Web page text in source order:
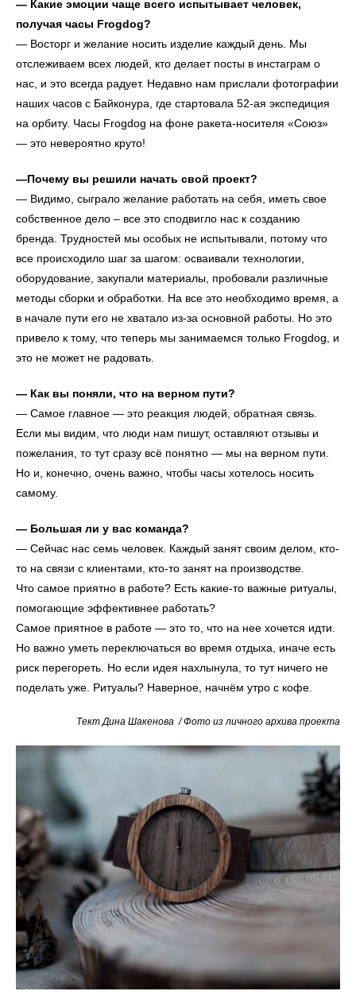
— Какие эмоции чаще всего испытывает человек,
получая часы Frogdog?
— Восторг и желание носить изделие каждый день. Мы
отслеживаем всех людей, кто делает посты в инстаграм о
нас, и это всегда радует. Недавно нам прислали фотографии
наших часов с Байконура, где стартовала 52-ая экспедиция
на орбиту. Часы Frogdog на фоне ракета-носителя «Союз»
— это невероятно круто!
—Почему вы решили начать свой проект?
— Видимо, сыграло желание работать на себя, иметь свое
собственное дело – все это сподвигло нас к созданию
бренда. Трудностей мы особых не испытывали, потому что
все происходило шаг за шагом: осваивали технологии,
оборудование, закупали материалы, пробовали различные
методы сборки и обработки. На все это необходимо время, а
в начале пути его не хватало из-за основной работы. Но это
привело к тому, что теперь мы занимаемся только Frogdog, и
это не может не радовать.
— Как вы поняли, что на верном пути?
— Самое главное — это реакция людей, обратная связь.
Если мы видим, что люди нам пишут, оставляют отзывы и
пожелания, то тут сразу всё понятно — мы на верном пути.
Но и, конечно, очень важно, чтобы часы хотелось носить
самому.
— Большая ли у вас команда?
— Сейчас нас семь человек. Каждый занят своим делом, кто-
то на связи с клиентами, кто-то занят на производстве.
Что самое приятно в работе? Есть какие-то важные ритуалы,
помогающие эффективнее работать?
Самое приятное в работе — это то, что на нее хочется идти.
Но важно уметь переключаться во время отдыха, иначе есть
риск перегореть. Но если идея нахлынула, то тут ничего не
поделать уже. Ритуалы? Наверное, начнём утро с кофе.
Тект Дина Шакенова / Фото из личного архива проекта